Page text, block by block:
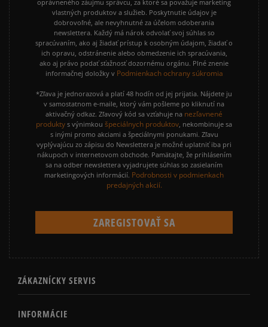
oprávneného záujmu správcu, za ktoré sa považuje marketing
vlastných produktov a služieb. Poskytnutie údajov je
dobrovoľné, ale nevyhnutné za účelom odoberania
newslettera. Každý má nárok odvolať svoj súhlas so
spracúvaním, ako aj žiadať prístup k osobným údajom, žiadať o
ich opravu, odstránenie alebo obmedzenie ich spracúvania,
ako aj právo podať sťažnosť dozornému orgánu. Plné znenie
informačnej doložky v Podmienkach ochrany súkromia
*Zľava je jednorazová a platí 48 hodín od jej prijatia. Nájdete ju
v samostatnom e-maile, ktorý vám pošleme po kliknutí na
aktivačný odkaz. Zľavový kód sa vzťahuje na nezľavnené
produkty s výnimkou špeciálnych produktov, nekombinuje sa
s inými promo akciami a špeciálnymi ponukami. Zľavu
vyplývajúcu zo zápisu do Newslettera je možné uplatniť iba pri
nákupoch v internetovom obchode. Pamätajte, že prihlásením
sa na odber newslettera vyjadrujete súhlas so zasielaním
marketingových informácií. Podrobnosti v podmienkach
predajných akcií.
ZÁKAZNÍCKY SERVIS
INFORMÁCIE